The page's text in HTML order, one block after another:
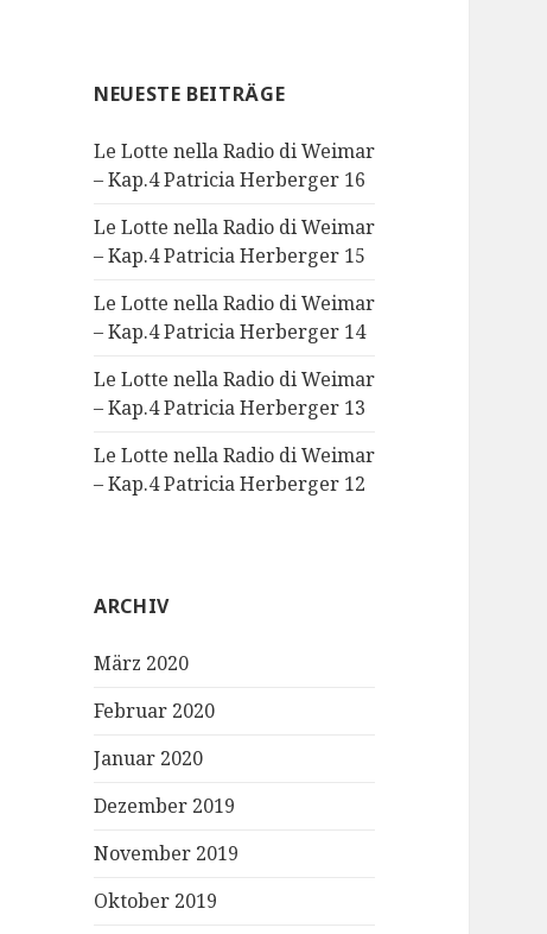
NEUESTE BEITRÄGE
Le Lotte nella Radio di Weimar
– Kap.4 Patricia Herberger 16
Le Lotte nella Radio di Weimar
– Kap.4 Patricia Herberger 15
Le Lotte nella Radio di Weimar
– Kap.4 Patricia Herberger 14
Le Lotte nella Radio di Weimar
– Kap.4 Patricia Herberger 13
Le Lotte nella Radio di Weimar
– Kap.4 Patricia Herberger 12
ARCHIV
März 2020
Februar 2020
Januar 2020
Dezember 2019
November 2019
Oktober 2019